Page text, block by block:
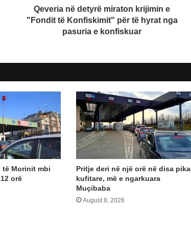
e
Qeveria në detyrë miraton krijimin e
"Fondit të Konfiskimit" për të hyrat nga
pasuria e konfiskuar
të Morinit mbi
orë
Pritje deri në një orë në disa pika
kufitare, më e ngarkuara
Muçibaba
August 8, 2026